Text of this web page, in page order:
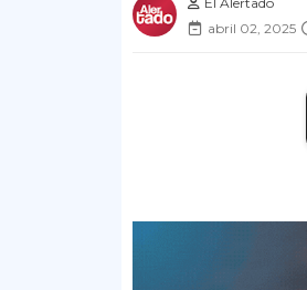
abril 02, 2025